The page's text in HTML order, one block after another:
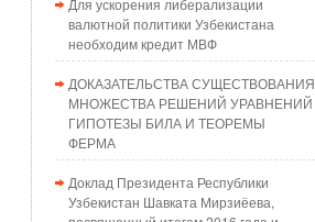
Для ускорения либерализации
валютной политики Узбекистана
необходим кредит МВФ
ДОКАЗАТЕЛЬСТВА СУЩЕСТВОВАНИЯ
МНОЖЕСТВА РЕШЕНИЙ УРАВНЕНИЙ
ГИПОТЕЗЫ БИЛА И ТЕОРЕМЫ
ФЕРМА
Доклад Президента Республики
Узбекистан Шавката Мирзиёева,